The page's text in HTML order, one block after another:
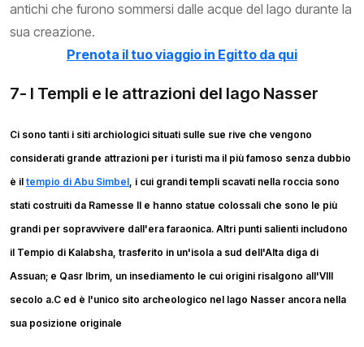
antichi che furono sommersi dalle acque del lago durante la
sua creazione.
Prenota il tuo viaggio in Egitto da qui
7- I Templi e le attrazioni del lago Nasser
Ci sono tanti i siti archiologici situati sulle sue rive che vengono
considerati grande attrazioni per i turisti ma il più famoso senza dubbio
è il tempio di Abu Simbel, i cui grandi templi scavati nella roccia sono
stati costruiti da Ramesse II e hanno statue colossali che sono le più
grandi per sopravvivere dall'era faraonica. Altri punti salienti includono
il Tempio di Kalabsha, trasferito in un'isola a sud dell'Alta diga di
Assuan; e Qasr Ibrim, un insediamento le cui origini risalgono all'VIII
secolo a.C ed è l'unico sito archeologico nel lago Nasser ancora nella
sua posizione originale